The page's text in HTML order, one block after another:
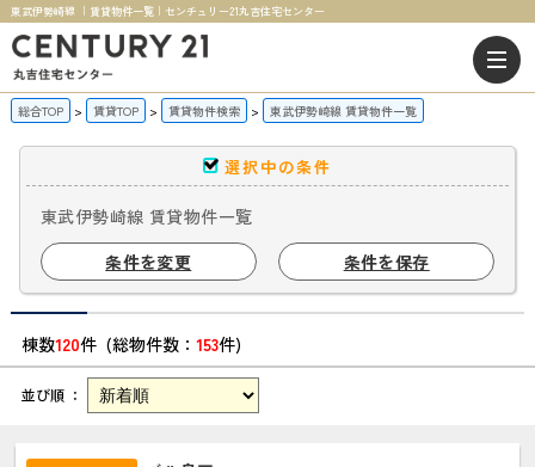
東武伊勢崎線 ｜賃貸物件一覧｜センチュリー21丸吉住宅センター
総合TOP 賃貸TOP 賃貸物件検索 東武伊勢崎線 賃貸物件一覧
選択中の条件
東武伊勢崎線 賃貸物件一覧
条件を変更
条件を保存
棟数120件 (総物件数： 153件)
並び順 ：